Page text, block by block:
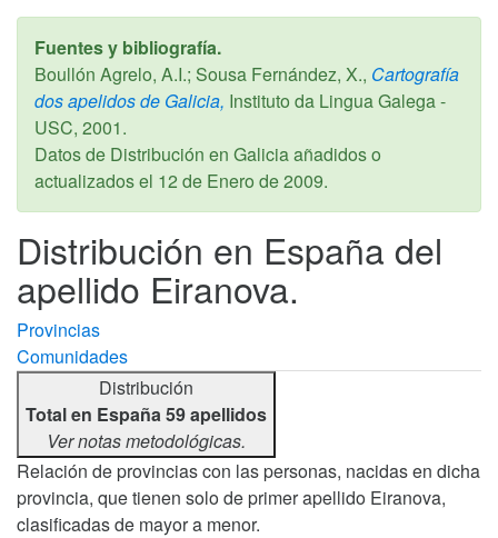
Fuentes y bibliografía.
Boullón Agrelo, A.I.; Sousa Fernández, X., Cartografía
dos apelidos de Galicia, Instituto da Lingua Galega -
USC, 2001.
Datos de Distribución en Galicia añadidos o
actualizados el 12 de Enero de 2009.
Distribución en España del
apellido Eiranova.
Provincias
Comunidades
Distribución
Total en España 59 apellidos
Ver notas metodológicas.
Relación de provincias con las personas, nacidas en dicha
provincia, que tienen solo de primer apellido Eiranova,
clasificadas de mayor a menor.